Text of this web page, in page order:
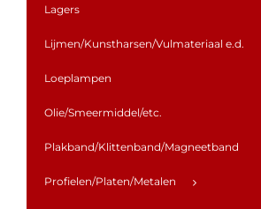
Lagers
Lijmen/Kunstharsen/Vulmateriaal e.d.
Loeplampen
Olie/Smeermiddel/etc.
Plakband/Klittenband/Magneetband
Profielen/Platen/Metalen